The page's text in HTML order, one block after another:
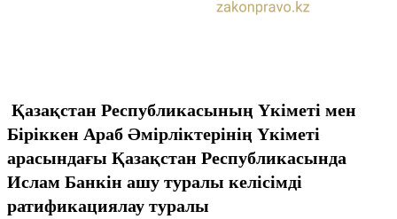
Қазақстан Республикасының Үкіметі мен
Біріккен Араб Әмірліктерінің Үкіметі
арасындағы Қазақстан Республикасында
Ислам Банкін ашу туралы келісімді
ратификациялау туралы